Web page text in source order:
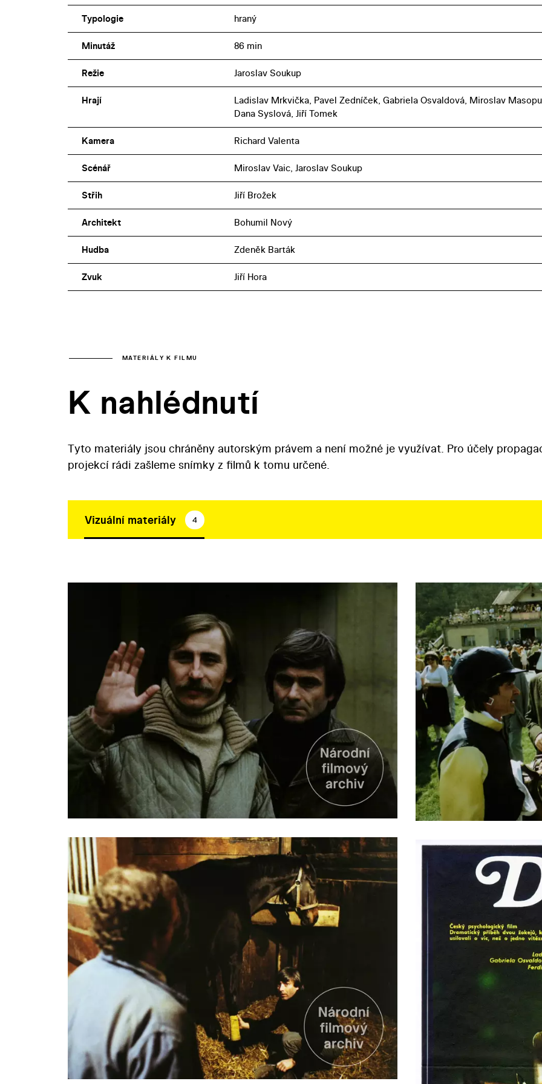
Typologie hraný
Minutáž 86 min
Režie Jaroslav Soukup
Hrají
Ladislav Mrkvička, Pavel Zedníček, Gabriela Osvaldová, Miroslav
Dana Syslová, Jiří Tomek
Kamera Richard Valenta
Scénář Miroslav Vaic, Jaroslav Soukup
Střih Jiří Brožek
Architekt Bohumil Nový
Hudba Zdeněk Barták
Zvuk Jiří Hora
MATERIÁLY K FILMU
K nahlédnutí
Tyto materiály jsou chráněny autorským právem a není možné je využívat. Pro účely
projekcí rádi zašleme snímky z filmů k tomu určené.
Vizuální materiály 4